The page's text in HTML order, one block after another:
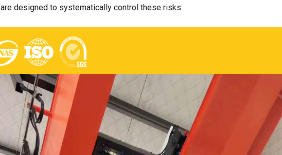
are designed to systematically control these risks.